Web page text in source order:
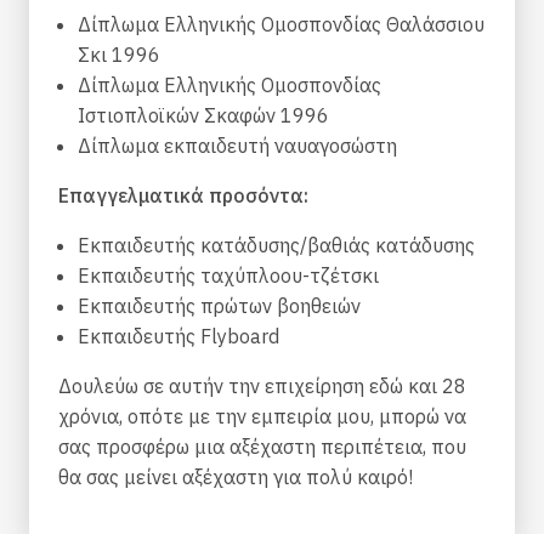
Δίπλωμα Ελληνικής Ομοσπονδίας Θαλάσσιου
Σκι 1996
Δίπλωμα Ελληνικής Ομοσπονδίας
Ιστιοπλοϊκών Σκαφών 1996
Δίπλωμα εκπαιδευτή ναυαγοσώστη
Επαγγελματικά προσόντα:
Εκπαιδευτής κατάδυσης/βαθιάς κατάδυσης
Εκπαιδευτής ταχύπλοου-τζέτσκι
Εκπαιδευτής πρώτων βοηθειών
Εκπαιδευτής Flyboard
Δουλεύω σε αυτήν την επιχείρηση εδώ και 28
χρόνια, οπότε με την εμπειρία μου, μπορώ να
σας προσφέρω μια αξέχαστη περιπέτεια, που
θα σας μείνει αξέχαστη για πολύ καιρό!